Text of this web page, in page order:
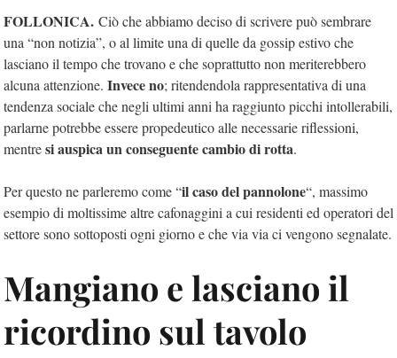
FOLLONICA. Ciò che abbiamo deciso di scrivere può sembrare
una “non notizia”, o al limite una di quelle da gossip estivo che
lasciano il tempo che trovano e che soprattutto non meriterebbero
alcuna attenzione. Invece no; ritendendola rappresentativa di una
tendenza sociale che negli ultimi anni ha raggiunto picchi intollerabili,
parlarne potrebbe essere propedeutico alle necessarie riflessioni,
mentresi auspica un conseguente cambio di rotta.
Per questo ne parleremo come “il caso del pannolone“, massimo
esempio di moltissime altre cafonaggini a cui residenti ed operatori del
settore sono sottoposti ogni giorno e che via via ci vengono segnalate.
Mangiano e lasciano il
ricordino sul tavolo